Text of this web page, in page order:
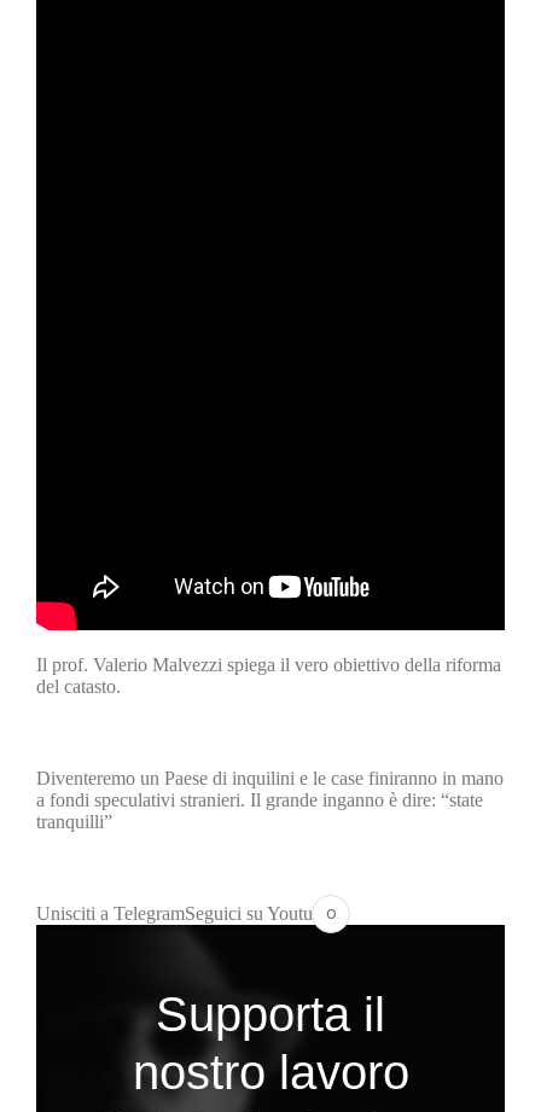
Il prof. Valerio Malvezzi spiega il vero obiettivo della riforma
del catasto.
Diventeremo un Paese di inquilini e le case finiranno in mano
a fondi speculativi stranieri. Il grande inganno è dire: “state
tranquilli”
Unisciti a Telegram o
Seguici su Youtube
Supporta il
nostro lavoro